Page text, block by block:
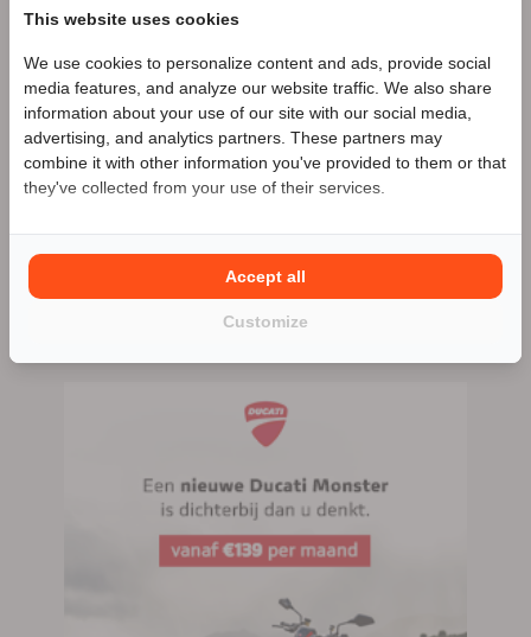
Star Twin Motors Zakelijke aanbieder
Meer advertenties
Loenen
055-5051329
60 advertenties (60 actief)
Speciale Motor2go prijs
Benieuwd naar de speciale Motor2go prijs? Bel
5051329
This website uses cookies
We use cookies to personalize content and ads, provide social
media features, and analyze our website traffic. We also share
information about your use of our site with our social media,
advertising, and analytics partners. These partners may
combine it with other information you've provided to them or that
they've collected from your use of their services.
Customize
Accept all